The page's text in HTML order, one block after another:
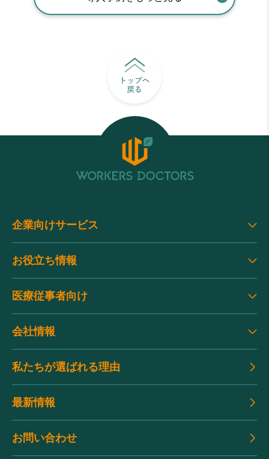
企業向けサービス
お役立ち情報
医療従事者向け
会社情報
私たちが選ばれる理由
最新情報
お問い合わせ